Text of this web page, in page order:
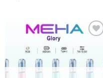
wishlist